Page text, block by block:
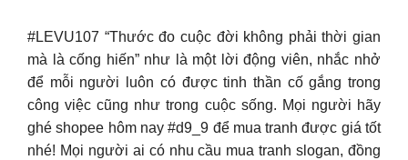
#LEVU107 “Thước đo cuộc đời không phải thời gian
mà là cống hiến” như là một lời động viên, nhắc nhở
để mỗi người luôn có được tinh thần cố gắng trong
công việc cũng như trong cuộc sống. Mọi người hãy
ghé shopee hôm nay #d9_9 để mua tranh được giá tốt
nhé! Mọi người ai có nhu cầu mua tranh slogan, đồng